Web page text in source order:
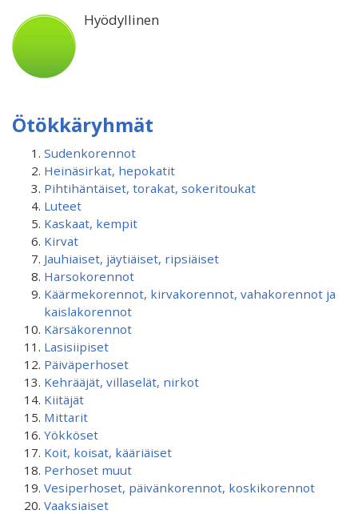
Hyödyllinen
Ötökkäryhmät
Sudenkorennot
Heinäsirkat, hepokatit
Pihtihäntäiset, torakat, sokeritoukat
Luteet
Kaskaat, kempit
Kirvat
Jauhiaiset, jäytiäiset, ripsiäiset
Harsokorennot
Käärmekorennot, kirvakorennot, vahakorennot ja
kaislakorennot
Kärsäkorennot
Lasisiipiset
Päiväperhoset
Kehrääjät, villaselät, nirkot
Kiitäjät
Mittarit
Yökköset
Koit, koisat, kääriäiset
Perhoset muut
Vesiperhoset, päivänkorennot, koskikorennot
Vaaksiaiset